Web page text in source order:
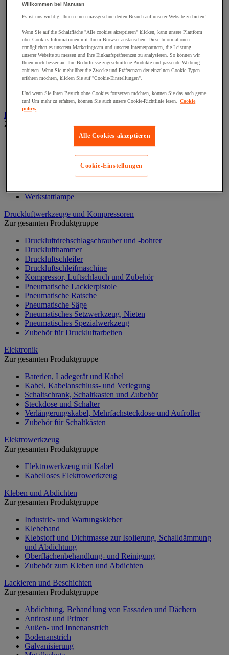
Schließknopf und abschließbarer Griff
Schraube
Spitzen, Nägel und Heftklammern
Stifte und Dübel
Tür-, Fenster- und Möbelgriff
Türbänder und-Türangeln
Unterlegscheiben
Verbindungsstück, Einlage, Feder und Gewindeeinsatz
Zubehör für Türen, Fenster und Tore
Beleuchtung
Zur gesamten Produktgruppe
Werkstattlampe
Druckluftwerkzeuge und Kompressoren
Zur gesamten Produktgruppe
Druckluftdrehschlagschrauber und -bohrer
Drucklufthammer
Druckluftschleifer
Druckluftschleifmaschine
Kompressor, Luftschlauch und Zubehör
Pneumatische Lackierpistole
Pneumatische Ratsche
Pneumatische Säge
Pneumatisches Setzwerkzeug, Nieten
Pneumatisches Spezialwerkzeug
Zubehör für Druckluftarbeiten
Elektronik
Zur gesamten Produktgruppe
Baterien, Ladegerät und Kabel
Kabel, Kabelanschluss- und Verlegung
Schaltschrank, Schaltkasten und Zubehör
Steckdose und Schalter
Verlängerungskabel, Mehrfachsteckdose und Aufroller
Zubehör für Schaltkästen
Elektrowerkzeug
Zur gesamten Produktgruppe
Elektrowerkzeug mit Kabel
Kabelloses Elektrowerkzeug
Kleben und Abdichten
Zur gesamten Produktgruppe
Industrie- und Wartungskleber
Klebeband
Klebstoff und Dichtmasse zur Isolierung, Schalldämmung
und Abdichtung
Oberflächenbehandlung- und Reinigung
Zubehör zum Kleben und Abdichten
Lackieren und Beschichten
Zur gesamten Produktgruppe
Abdichtung, Behandlung von Fassaden und Dächern
Antirost und Primer
Außen- und Innenanstrich
Bodenanstrich
Galvanisierung
Willkommen bei Manutan
Es ist uns wichtig, Ihnen einen massgeschneiderten Besuch auf unserer Website zu bieten!
Wenn Sie auf die Schaltfläche "Alle cookies akzeptieren" klicken, kann unsere Plattform
über Cookies Informationen mit Ihrem Browser austauschen. Diese Informationen
ermöglichen es unserem Marketingteam und unseren Internetpartnern, die Leistung
unserer Website zu messen und Ihre Einkaufspräferenzen zu analysieren. So können wir
Ihnen noch besser auf Ihre Bedürfnisse zugeschnittene Produkte und passende Werbung
anbieten. Wenn Sie mehr über die Zwecke und Präferenzen der einzelnen Cookie-Typen
erfahren möchten, klicken Sie auf "Cookie-Einstellungen".
Und wenn Sie Ihren Besuch ohne Cookies fortsetzen möchten, können Sie das auch gerne
tun! Um mehr zu erfahren, können Sie auch unsere Cookie-Richtlinie lesen. Cookie
policy.
Alle Cookies akzeptieren
Cookie-Einstellungen